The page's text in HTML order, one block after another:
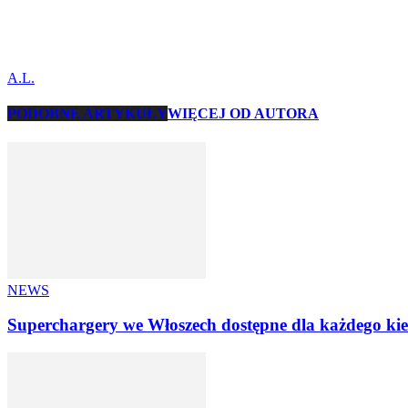
A.L.
PODOBNE ARTYKUŁYWIĘCEJ OD AUTORA
NEWS
Superchargery we Włoszech dostępne dla każdego